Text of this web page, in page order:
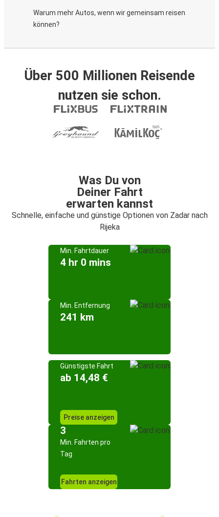
Warum mehr Autos, wenn wir gemeinsam reisen
können?
Über 500 Millionen Reisende
nutzen sie schon.
Was Du von
Deiner Fahrt
erwarten kannst
Schnelle, einfache und günstige Optionen von Zadar nach
Rijeka
Min. Fahrtdauer
4 hr 0 mins
Min. Entfernung
241 km
Günstigste Fahrt
ab 14,48 €
Preise anzeigen
3
Min. Fahrten pro
Tag
Fahrten anzeigen